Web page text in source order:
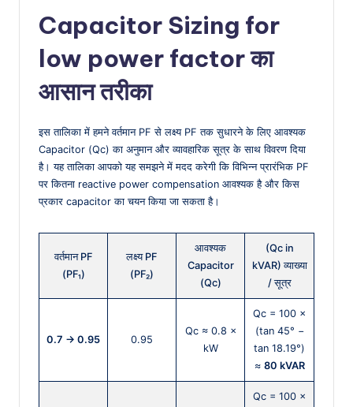
Capacitor Sizing for
low power factor का
आसान तरीका
इस तालिका में हमने वर्तमान PF से लक्ष्य PF तक सुधारने के लिए आवश्यक
Capacitor (Qc) का अनुमान और व्यावहारिक सूत्र के साथ विवरण दिया
है। यह तालिका आपको यह समझने में मदद करेगी कि विभिन्न प्रारंभिक PF
पर कितना reactive power compensation आवश्यक है और किस
प्रकार capacitor का चयन किया जा सकता है।
वर्तमान PF
(PF₁)
लक्ष्य PF
(PF₂)
आवश्यक
Capacitor
(Qc)
(Qc in
kVAR) व्याख्या
/ सूत्र
0.7 → 0.95 0.95
Qc ≈ 0.8 ×
kW
Qc = 100 ×
(tan 45° −
tan 18.19°)
≈ 80 kVAR
Qc = 100 ×